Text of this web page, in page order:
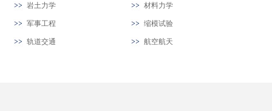
岩土力学 材料力学
军事工程 缩模试验
轨道交通 航空航天